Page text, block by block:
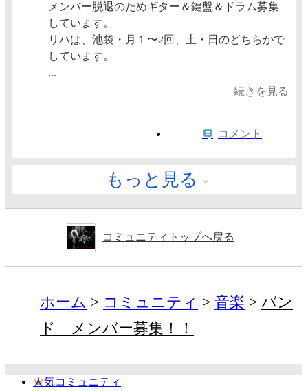
メンバー脱退のためギター＆鍵盤＆ドラム募集
しています。
リハは、池袋・月１〜2回、土・日のどちらかで
しています。
...
続きを見る
コメント
もっと見る
コミュニティトップへ戻る
ホーム コミュニティ 音楽
バン
ド メンバー募集！！
人気コミュニティ